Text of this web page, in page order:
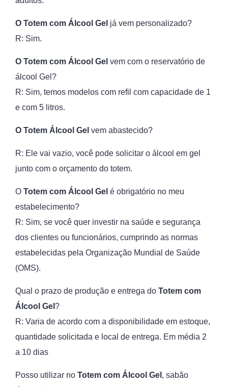
O Totem com Álcool Gel já vem personalizado?
R: Sim.
O Totem com Álcool Gel vem com o reservatório de
álcool Gel?
R: Sim, temos modelos com refil com capacidade de 1
e com 5 litros.
O Totem Álcool Gel vem abastecido?
R: Ele vai vazio, você pode solicitar o álcool em gel
junto com o orçamento do totem.
O Totem com Álcool Gel é obrigatório no meu
estabelecimento?
R: Sim, se você quer investir na saúde e segurança
dos clientes ou funcionários, cumprindo as normas
estabelecidas pela Organização Mundial de Saúde
(OMS).
Qual o prazo de produção e entrega do Totem com
Álcool Gel ?
R: Varia de acordo com a disponibilidade em estoque,
quantidade solicitada e local de entrega. Em média 2
a 10 dias
Posso utilizar no Totem com Álcool Gel , sabão